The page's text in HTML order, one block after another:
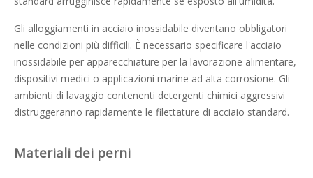
Gli alloggiamenti in acciaio inossidabile diventano obbligatori
nelle condizioni più difficili. È necessario specificare l'acciaio
inossidabile per apparecchiature per la lavorazione alimentare,
dispositivi medici o applicazioni marine ad alta corrosione. Gli
ambienti di lavaggio contenenti detergenti chimici aggressivi
distruggeranno rapidamente le filettature di acciaio standard.
Materiali dei perni